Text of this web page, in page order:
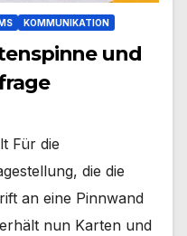
KOMMUNIKATION
und
Für die
die die
an eine Pinnwand
nun Karten und